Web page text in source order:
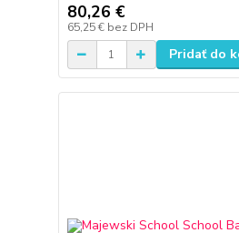
80,26 €
65,25 € bez DPH
Pridať do